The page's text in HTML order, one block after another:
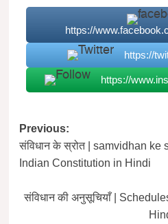
https://
https://
https://
Post
navigation
Previous:
संविधान के स्रोत | samvidhan
Indian Constitution in Hindi
संविधान की अनुसूचियाँ |